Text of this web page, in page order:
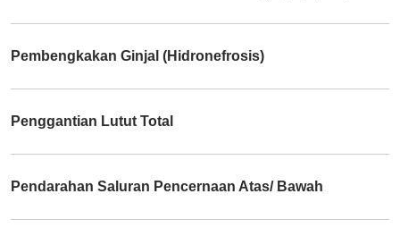
Pembengkakan Ginjal (Hidronefrosis)
Penggantian Lutut Total
Pendarahan Saluran Pencernaan Atas/ Bawah